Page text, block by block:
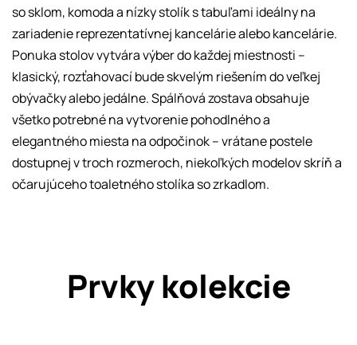
so sklom, komoda a nízky stolík s tabuľami ideálny na
zariadenie reprezentatívnej kancelárie alebo kancelárie.
Ponuka stolov vytvára výber do každej miestnosti –
klasický, rozťahovací bude skvelým riešením do veľkej
obývačky alebo jedálne. Spálňová zostava obsahuje
všetko potrebné na vytvorenie pohodlného a
elegantného miesta na odpočinok – vrátane postele
dostupnej v troch rozmeroch, niekoľkých modelov skríň a
očarujúceho toaletného stolíka so zrkadlom.
Prvky kolekcie